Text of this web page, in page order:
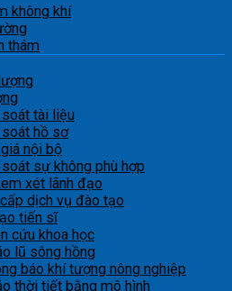
không khí
thám
tài liệu
hồ sơ
nội bộ
sự không phù hợp
xét lãnh đạo
dịch vụ đào tạo
tiến sĩ
cứu khoa học
lũ sông hồng
báo khí tượng nông nghiệp
thời tiết bằng mô hình